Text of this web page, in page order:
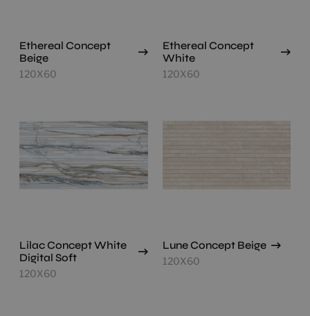
Ethereal Concept
Beige
120X60
Ethereal Concept
White
120X60
Lilac Concept White
Digital Soft
120X60
Lune Concept Beige
120X60